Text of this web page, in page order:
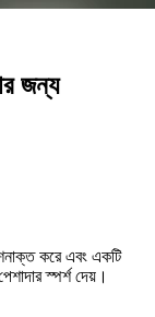
জন্য
করে এবং একটি
স্পর্শ দেয়।